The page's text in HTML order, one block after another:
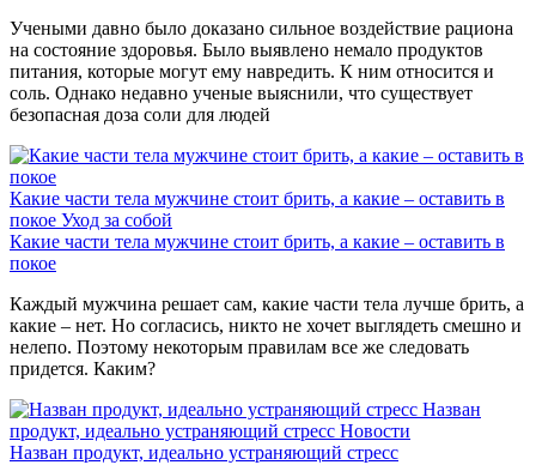
Учеными давно было доказано сильное воздействие рациона
на состояние здоровья. Было выявлено немало продуктов
питания, которые могут ему навредить. К ним относится и
соль. Однако недавно ученые выяснили, что существует
безопасная доза соли для людей
Какие части тела мужчине стоит брить, а какие – оставить в
покое Уход за собой
Какие части тела мужчине стоит брить, а какие – оставить в
покое
Каждый мужчина решает сам, какие части тела лучше брить, а
какие – нет. Но согласись, никто не хочет выглядеть смешно и
нелепо. Поэтому некоторым правилам все же следовать
придется. Каким?
Назван
продукт, идеально устраняющий стресс Новости
Назван продукт, идеально устраняющий стресс